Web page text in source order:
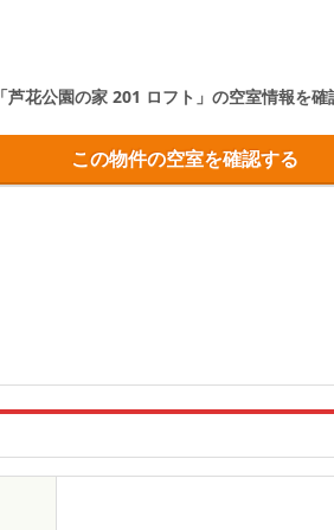
「芦花公園の家 201 ロフト」 の空室情報を確
この物件の空室を確認する